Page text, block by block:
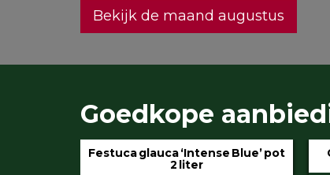
Bekijk de maand augustus
Goedkope
Geranium ‘Rozanne’ pot 3 liter